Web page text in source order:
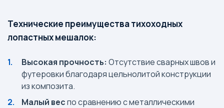
Технические преимущества тихоходных
лопастных мешалок:
Высокая прочность: Отсутствие сварных швов и
футеровки благодаря цельнолитой конструкции
из композита.
Малый веспо сравнению с металлическими